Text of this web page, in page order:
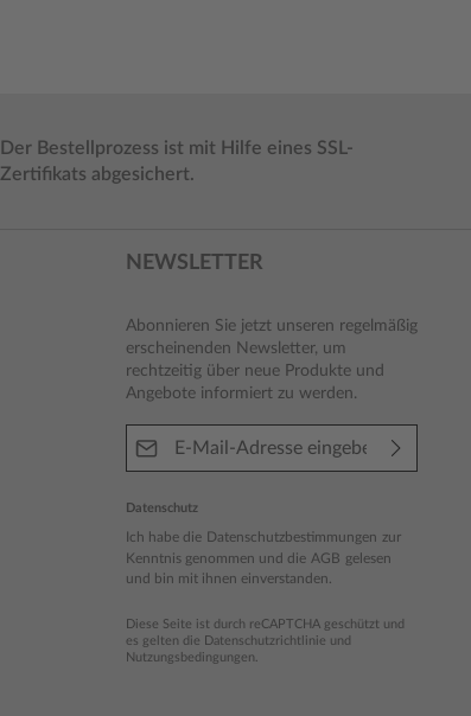
Der Bestellprozess ist mit Hilfe eines SSL-
Zertifikats abgesichert.
NEWSLETTER
Abonnieren Sie jetzt unseren regelmäßig
erscheinenden Newsletter, um
rechtzeitig über neue Produkte und
Angebote informiert zu werden.
Datenschutz
Ich habe die Datenschutzbestimmungen zur
Kenntnis genommen und die AGB gelesen
und bin mit ihnen einverstanden.
Diese Seite ist durch reCAPTCHA geschützt und
es gelten die Datenschutzrichtlinie und
Nutzungsbedingungen